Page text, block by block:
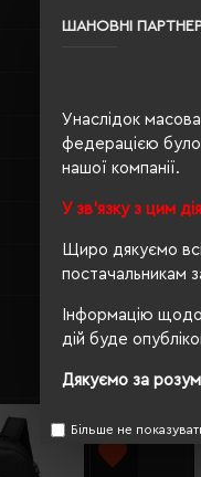
ШАНОВНІ
Унаслідок
федерацією було
нашої компанії.
У зв'язку з цим
Щиро дякуємо
постачальникам
Інформацію
дій буде
Дякуємо за
Більше не